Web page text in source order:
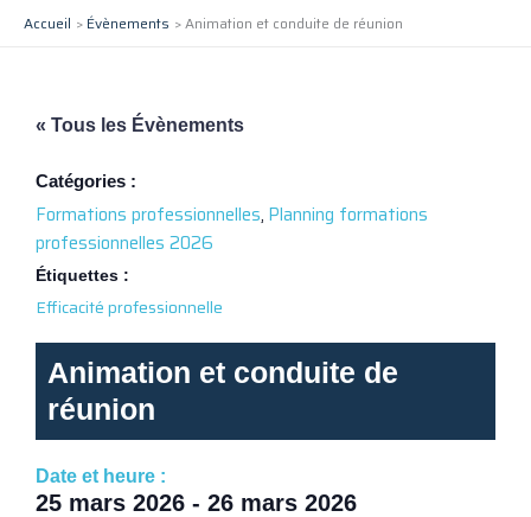
Accueil Évènements Animation et conduite de réunion
« Tous les Évènements
Catégories :
Formations professionnelles, Planning formations
professionnelles 2026
Étiquettes :
Efficacité professionnelle
Animation et conduite de
réunion
Date et heure :
25 mars 2026 - 26 mars 2026